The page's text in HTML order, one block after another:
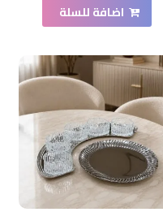
اضافة للسلة